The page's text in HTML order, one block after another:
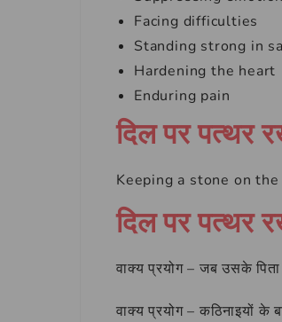
Facing difficulties
Standing strong in
Hardening the heart
Enduring pain
दिल पर पत्थर
Keeping a stone on
दिल पर पत्थर
वाक्य प्रयोग – जब उसके
वाक्य प्रयोग – कठिनाइयों के